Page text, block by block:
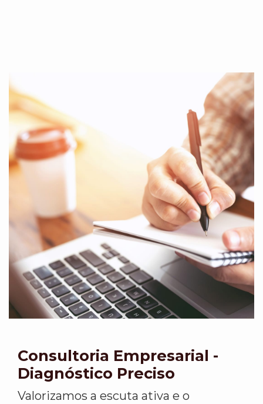
Consultoria Empresarial -
Diagnóstico Preciso
Valorizamos a escuta ativa e o